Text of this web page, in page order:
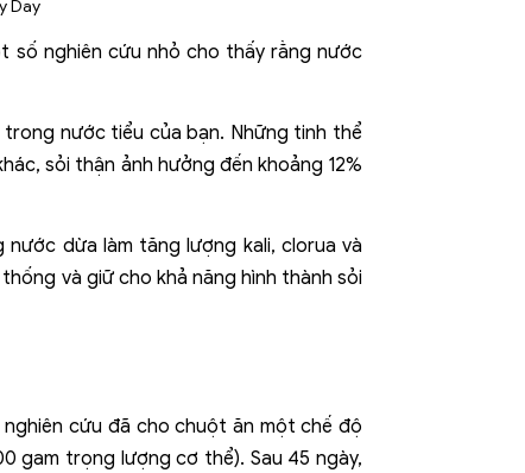
số nghiên cứu nhỏ cho thấy rằng nước
nước tiểu của bạn. Những tinh thể
sỏi thận ảnh hưởng đến khoảng 12%
dừa làm tăng lượng kali, clorua và
và giữ cho khả năng hình thành sỏi
cứu đã cho chuột ăn một chế độ
gam trọng lượng cơ thể). Sau 45 ngày,